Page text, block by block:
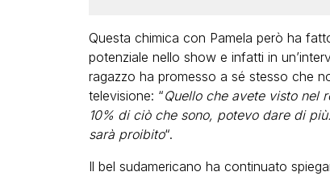
Questa chimica con Pamela però ha
potenziale nello show e infatti in
ragazzo ha promesso a sé stesso che
televisione: “Quello che avete visto nel
10% di ciò che sono, potevo dare di
sarà proibito“.
Il bel sudamericano ha continuato